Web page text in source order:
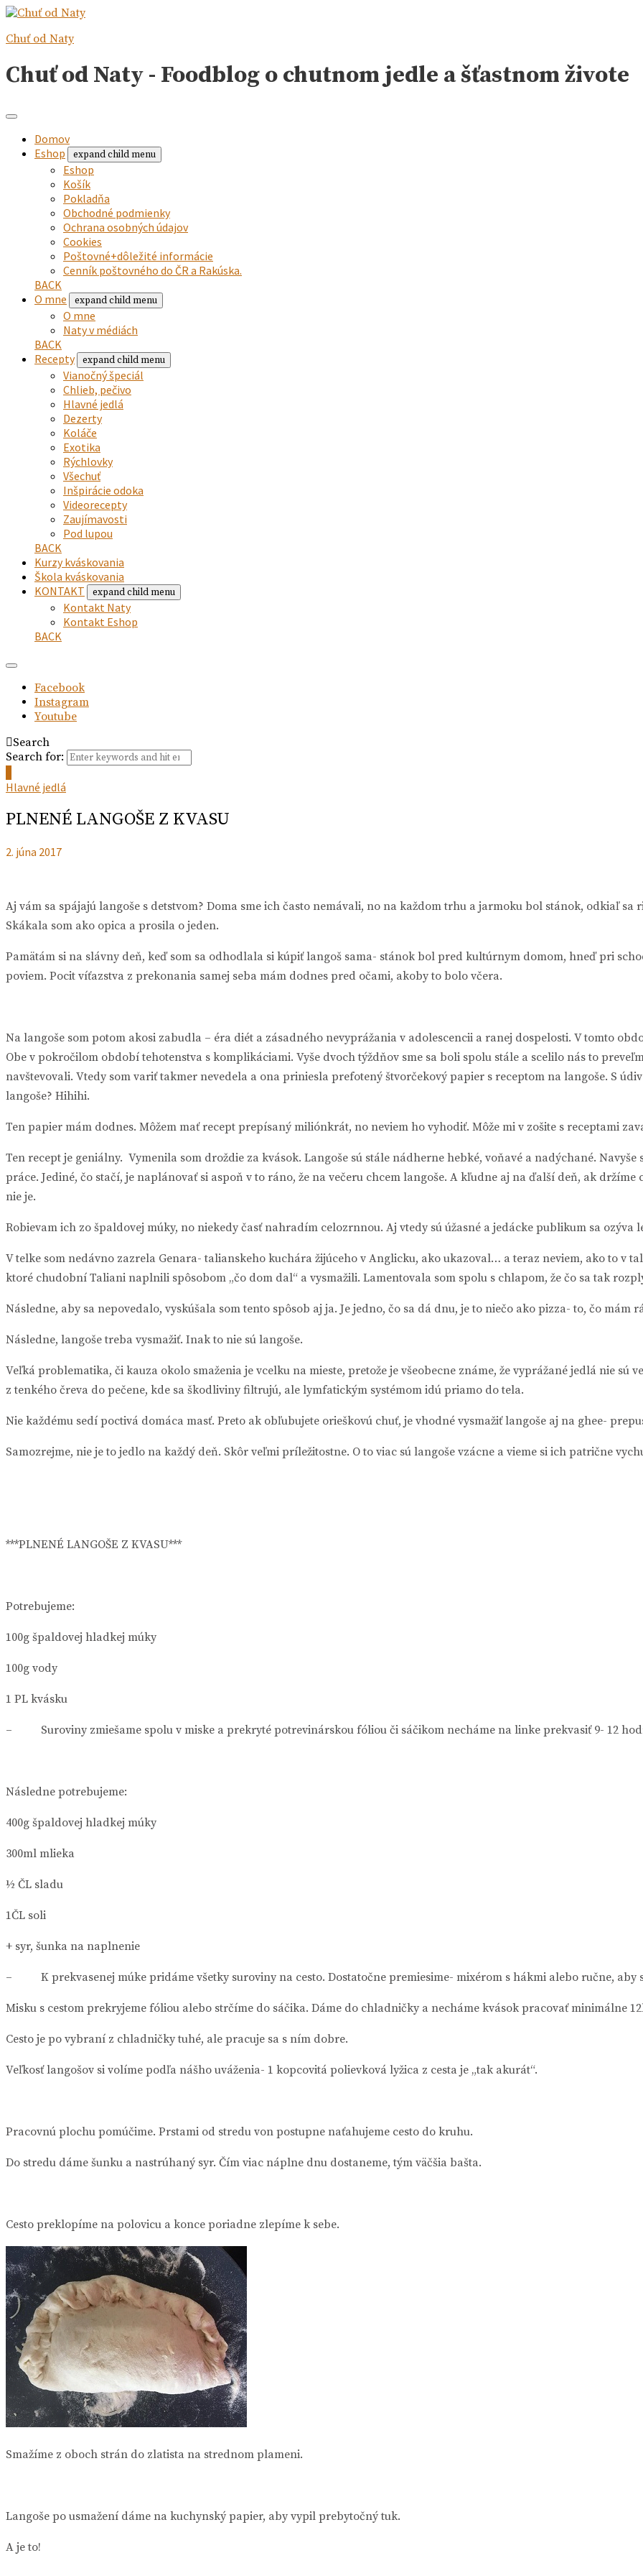
Chuť od Naty
Chuť od Naty - Foodblog o chutnom jedle a šťastnom živote
Domov
Eshop
expand child menu
Eshop
Košík
Pokladňa
Obchodné podmienky
Ochrana osobných údajov
Cookies
Poštovné+dôležité informácie
Cenník poštovného do ČR a Rakúska.
BACK
O mne
expand child menu
O mne
Naty v médiách
BACK
Recepty
expand child menu
Vianočný špeciál
Chlieb, pečivo
Hlavné jedlá
Dezerty
Koláče
Exotika
Rýchlovky
Všechuť
Inšpirácie odoka
Videorecepty
Zaujímavosti
Pod lupou
BACK
Kurzy kváskovania
Škola kváskovania
KONTAKT
expand child menu
Kontakt Naty
Kontakt Eshop
BACK
Facebook
Instagram
Youtube
Search
Search for:
Hlavné jedlá
PLNENÉ LANGOŠE Z KVASU
2. júna 2017
Aj vám sa spájajú langoše s detstvom? Doma sme ich často nemávali, no na každom trhu a jarmoku bol stánok, odkiaľ sa
Skákala som ako opica a prosila o jeden.
Pamätám si na slávny deň, keď som sa odhodlala si kúpiť langoš sama- stánok bol pred kultúrnym domom, hneď pri
poviem. Pocit víťazstva z prekonania samej seba mám dodnes pred očami, akoby to bolo včera.
Na langoše som potom akosi zabudla – éra diét a zásadného nevyprážania v adolescencii a ranej dospelosti. V tomto
Obe v pokročilom období tehotenstva s komplikáciami. Vyše dvoch týždňov sme sa boli spolu stále a scelilo nás to
navštevovali. Vtedy som variť takmer nevedela a ona priniesla prefotený štvorčekový papier s receptom na langoše. S
langoše? Hihihi.
Ten papier mám dodnes. Môžem mať recept prepísaný miliónkrát, no neviem ho vyhodiť. Môže mi v zošite s receptami
Ten recept je geniálny. Vymenila som droždie za kvások. Langoše sú stále nádherne hebké, voňavé a nadýchané.
práce. Jediné, čo stačí, je naplánovať si aspoň v to ráno, že na večeru chcem langoše. A kľudne aj na ďalší deň, ak
nie je.
Robievam ich zo špaldovej múky, no niekedy časť nahradím celozrnnou. Aj vtedy sú úžasné a jedácke publikum sa ozýva
V telke som nedávno zazrela Genara- talianskeho kuchára žijúceho v Anglicku, ako ukazoval… a teraz neviem, ako to v
ktoré chudobní Taliani naplnili spôsobom „čo dom dal“ a vysmažili. Lamentovala som spolu s chlapom, že čo sa tak
Následne, aby sa nepovedalo, vyskúšala som tento spôsob aj ja. Je jedno, čo sa dá dnu, je to niečo ako pizza- to, čo mám
Následne, langoše treba vysmažiť. Inak to nie sú langoše.
Veľká problematika, či kauza okolo smaženia je vcelku na mieste, pretože je všeobecne známe, že vyprážané jedlá nie
z tenkého čreva do pečene, kde sa škodliviny filtrujú, ale lymfatickým systémom idú priamo do tela.
Nie každému sedí poctivá domáca masť. Preto ak obľubujete orieškovú chuť, je vhodné vysmažiť langoše aj na ghee-
Samozrejme, nie je to jedlo na každý deň. Skôr veľmi príležitostne. O to viac sú langoše vzácne a vieme si ich patrične
***PLNENÉ LANGOŠE Z KVASU***
Potrebujeme:
100g špaldovej hladkej múky
100g vody
1 PL kvásku
– Suroviny zmiešame spolu v miske a prekryté potrevinárskou fóliou či sáčikom necháme na linke prekvasiť 9- 12
Následne potrebujeme:
400g špaldovej hladkej múky
300ml mlieka
½ ČL sladu
1ČL soli
+ syr, šunka na naplnenie
– K prekvasenej múke pridáme všetky suroviny na cesto. Dostatočne premiesime- mixérom s hákmi alebo ručne, aby
Misku s cestom prekryjeme fóliou alebo strčíme do sáčika. Dáme do chladničky a necháme kvások pracovať minimálne
Cesto je po vybraní z chladničky tuhé, ale pracuje sa s ním dobre.
Veľkosť langošov si volíme podľa nášho uváženia- 1 kopcovitá polievková lyžica z cesta je „tak akurát“.
Pracovnú plochu pomúčime. Prstami od stredu von postupne naťahujeme cesto do kruhu.
Do stredu dáme šunku a nastrúhaný syr. Čím viac náplne dnu dostaneme, tým väčšia bašta.
Cesto preklopíme na polovicu a konce poriadne zlepíme k sebe.
Smažíme z oboch strán do zlatista na strednom plameni.
Langoše po usmažení dáme na kuchynský papier, aby vypil prebytočný tuk.
A je to!